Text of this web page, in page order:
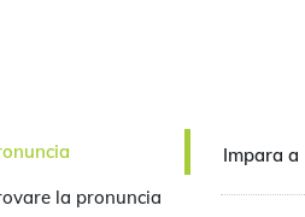
la pronuncia
Impara a